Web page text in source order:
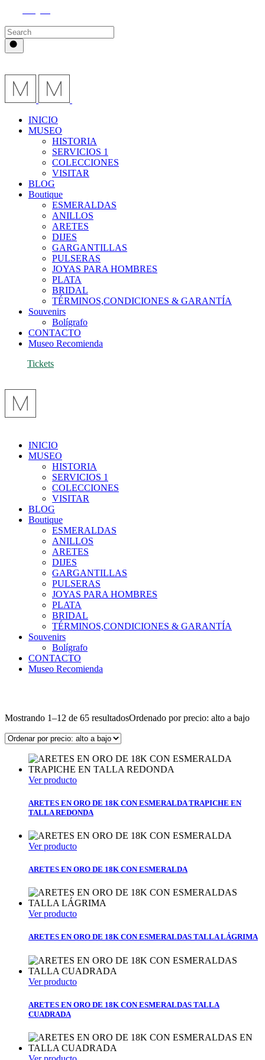
INICIO
MUSEO
HISTORIA
SERVICIOS 1
COLECCIONES
VISITAR
BLOG
Boutique
ESMERALDAS
ANILLOS
ARETES
DIJES
GARGANTILLAS
PULSERAS
JOYAS PARA HOMBRES
PLATA
BRIDAL
TÉRMINOS,CONDICIONES & GARANTÍA
Souvenirs
Bolígrafo
CONTACTO
Museo Recomienda
Tickets
INICIO
MUSEO
HISTORIA
SERVICIOS 1
COLECCIONES
VISITAR
BLOG
Boutique
ESMERALDAS
ANILLOS
ARETES
DIJES
GARGANTILLAS
PULSERAS
JOYAS PARA HOMBRES
PLATA
BRIDAL
TÉRMINOS,CONDICIONES & GARANTÍA
Souvenirs
Bolígrafo
CONTACTO
Museo Recomienda
Mostrando 1–12 de 65 resultadosOrdenado por precio: alto a bajo
Ver producto
ARETES EN ORO DE 18K CON ESMERALDA TRAPICHE EN
TALLA REDONDA
Ver producto
ARETES EN ORO DE 18K CON ESMERALDA
Ver producto
ARETES EN ORO DE 18K CON ESMERALDAS TALLA LÁGRIMA
Ver producto
ARETES EN ORO DE 18K CON ESMERALDAS TALLA
CUADRADA